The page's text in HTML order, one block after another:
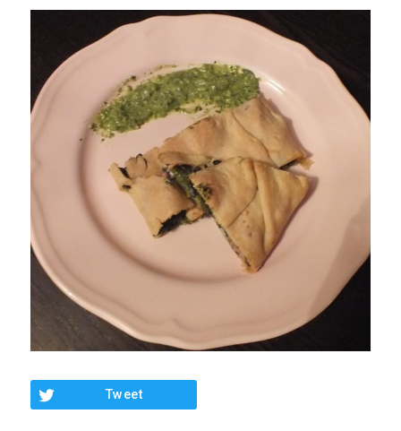
Panini
Vegetariane
Varie
Chi Sono
Tweet